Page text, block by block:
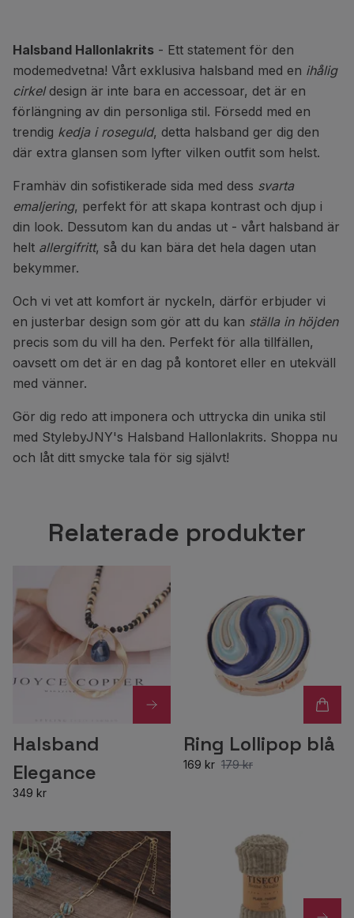
Halsband Hallonlakrits - Ett statement för den
modemedvetna! Vårt exklusiva halsband med en ihålig
cirkeldesign är inte bara en accessoar, det är en
förlängning av din personliga stil. Försedd med en
trendig kedja i roseguld, detta halsband ger dig den
där extra glansen som lyfter vilken outfit som helst.
Framhäv din sofistikerade sida med dess svarta
emaljering, perfekt för att skapa kontrast och djup i
din look. Dessutom kan du andas ut - vårt halsband är
helt allergifritt, så du kan bära det hela dagen utan
bekymmer.
Och vi vet att komfort är nyckeln, därför erbjuder vi
en justerbar design som gör att du kan ställa in höjden
precis som du vill ha den. Perfekt för alla tillfällen,
oavsett om det är en dag på kontoret eller en utekväll
med vänner.
Gör dig redo att imponera och uttrycka din unika stil
med StylebyJNY's Halsband Hallonlakrits. Shoppa nu
och låt ditt smycke tala för sig självt!
Relaterade produkter
Halsband
Elegance
349 kr
Ring Lollipop blå
169 kr 179 kr